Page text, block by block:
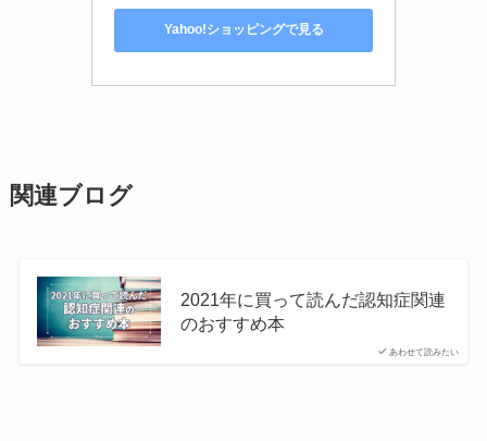
Yahoo!ショッピングで見る
関連ブログ
あわせて読みたい
2021年に買って読んだ認知症関連
のおすすめ本